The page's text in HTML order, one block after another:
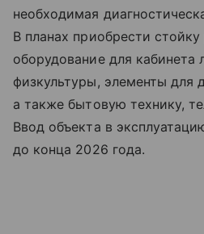
необходимая
В планах приобрести
оборудование для кабинета
физкультуры, элементы для
а также бытовую технику,
Ввод объекта в
до конца 2026 года.